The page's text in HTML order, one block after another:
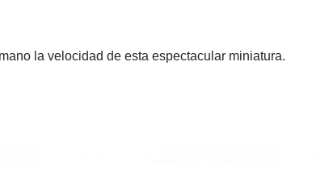
la velocidad de esta espectacular miniatura.